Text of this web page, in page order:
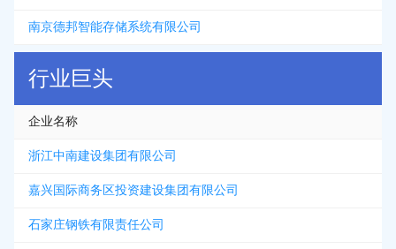
南京德邦智能存储系统有限公司
行业巨头
企业名称
浙江中南建设集团有限公司
嘉兴国际商务区投资建设集团有限公司
石家庄钢铁有限责任公司